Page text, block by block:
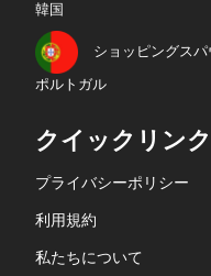
韓国
ショッピングスパ
ポルトガル
クイックリンク
プライバシーポリシー
利用規約
私たちについて